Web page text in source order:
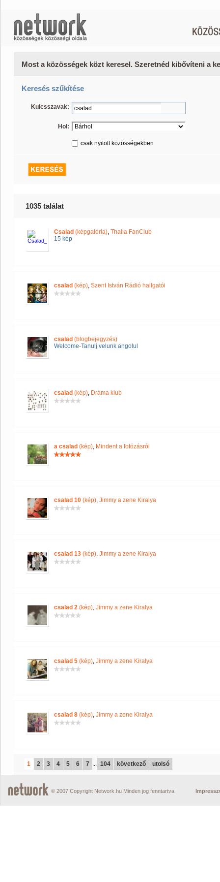
Most a közösségek közt keresel. Szeretnéd kibővíteni a
Keresés szűkítése
Kulcsszavak:
Hol:
csak nyitott közösségekben
1035 találat
Csalad (képgaléria), Thalia FanClub
15 kép
csalad (kép), Szent István Rádió hallgatói
csalad (blogbejegyzés)
Welcome-Tanulj velunk angolul
csalad (kép), Dráma klub
a csalad (kép), Mindent a fotózásról
csalad 10 (kép), Jimmy a zene Kiralya
csalad 13 (kép), Jimmy a zene Kiralya
csalad 2 (kép), Jimmy a zene Kiralya
csalad 5 (kép), Jimmy a zene Kiralya
csalad 8 (kép), Jimmy a zene Kiralya
1 2 3 4 5 6 7 ... 104 következő utolsó
© 2007 Copyright Network.hu Minden jog fenntartva.